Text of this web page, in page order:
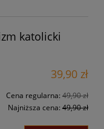
katolicki
39,90 zł
Cena regularna: 49,90 zł
Najniższa cena: 49,90 zł